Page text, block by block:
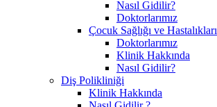
Nasıl Gidilir?
Doktorlarımız
Çocuk Sağlığı ve Hastalıkları
Doktorlarımız
Klinik Hakkında
Nasıl Gidilir?
Diş Polikliniği
Klinik Hakkında